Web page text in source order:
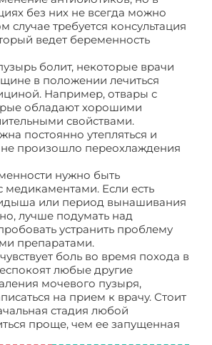
без них не всегда можно
случае требуется консультация
ведет беременность
болит, некоторые врачи
в положении лечиться
Например, отвары с
обладают хорошими
свойствами.
постоянно утепляться и
не произошло переохлаждения
нужно быть
Если есть
или период вынашивания
лучше подумать над
устранить проблему
препаратами.
боль во время похода в
любые другие
мочевого пузыря,
на прием к врачу. Стоит
стадия любой
проще, чем ее запущенная